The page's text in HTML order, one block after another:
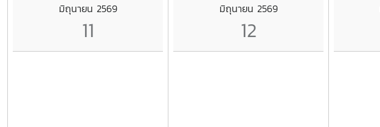
มิถุนายน 2569
11
มิถุนายน 2569
12